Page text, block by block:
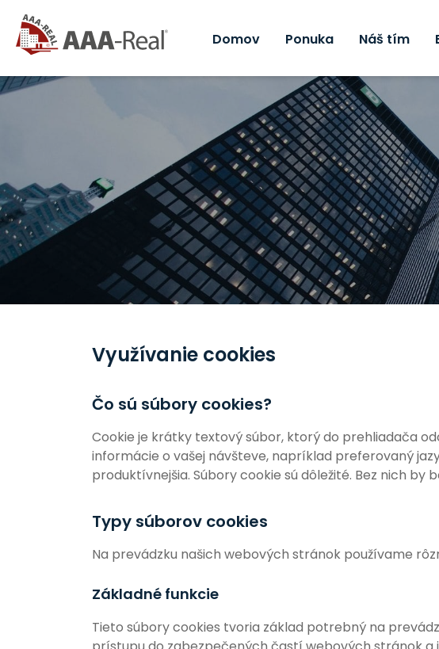
Domov Ponuka Náš tím
Využívanie cookies
Čo sú súbory cookies?
Cookie je krátky textový súbor, ktorý do prehliadača
informácie o vašej návšteve, napríklad preferovaný
produktívnejšia. Súbory cookie sú dôležité. Bez nich by
Typy súborov cookies
Na prevádzku našich webových stránok používame
Základné funkcie
Tieto súbory cookies tvoria základ potrebný na